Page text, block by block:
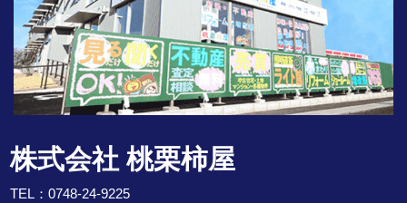
株式会社 桃栗柿屋
TEL：0748-24-9225